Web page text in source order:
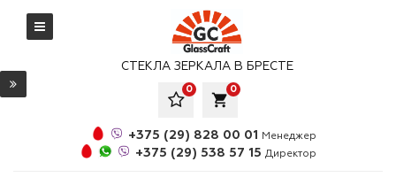
СТЕКЛА ЗЕРКАЛА В БРЕСТЕ
local_grocery_store
0
0
+375 (29) 828 00 01 Менеджер
+375 (29) 538 57 15 Директор